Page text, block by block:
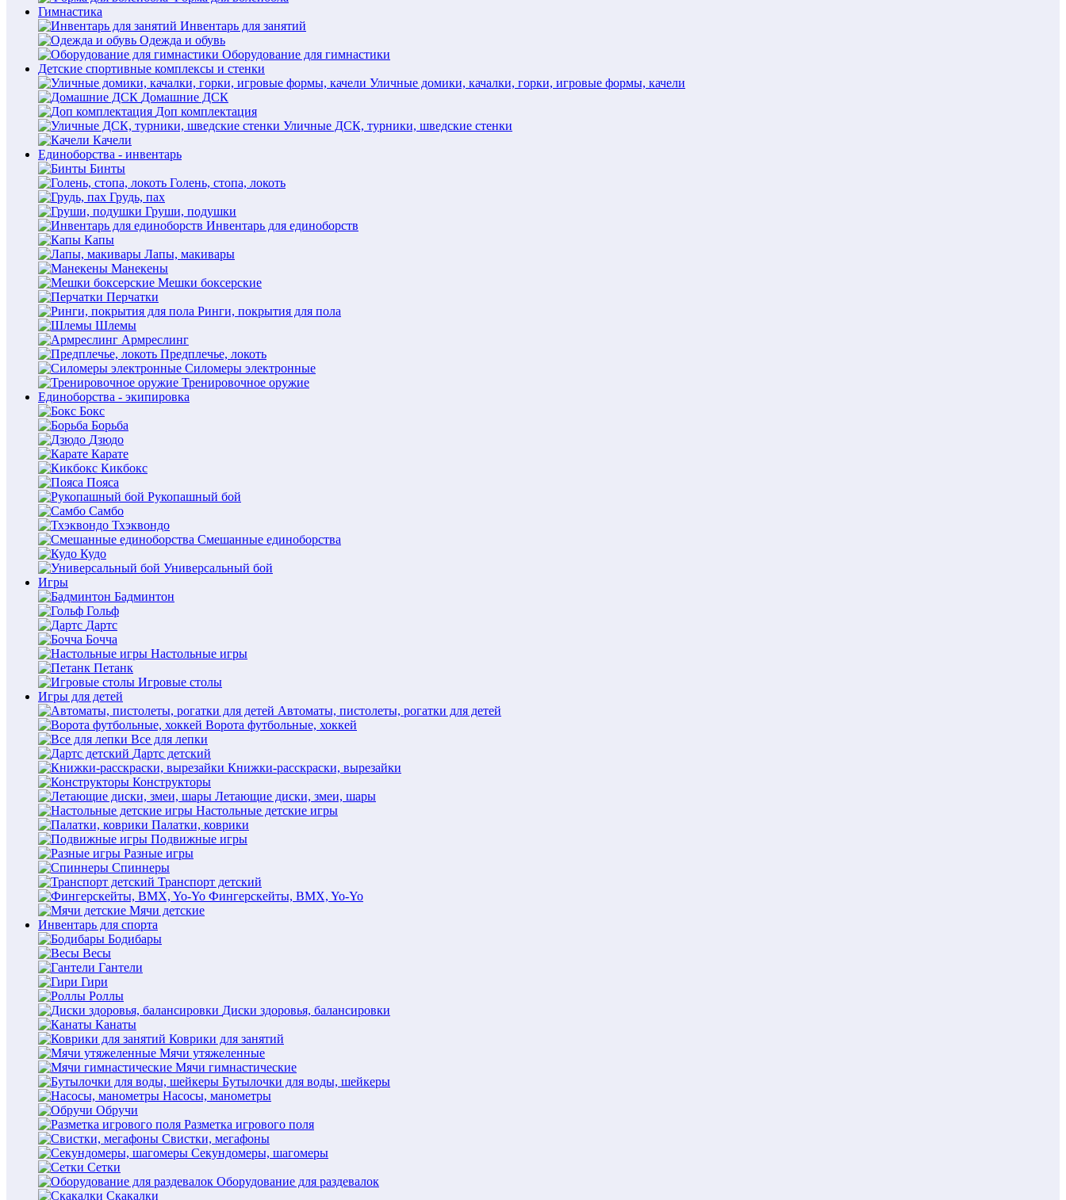
Гимнастика
Инвентарь для занятий
Одежда и обувь
Оборудование для гимнастики
Детские спортивные комплексы и стенки
Уличные домики, качалки, горки, игровые формы, качели
Домашние ДСК
Доп комплектация
Уличные ДСК, турники, шведские стенки
Качели
Единоборства - инвентарь
Бинты
Голень, стопа, локоть
Грудь, пах
Груши, подушки
Инвентарь для единоборств
Капы
Лапы, макивары
Манекены
Мешки боксерские
Перчатки
Ринги, покрытия для пола
Шлемы
Армреслинг
Предплечье, локоть
Силомеры электронные
Тренировочное оружие
Единоборства - экипировка
Бокс
Борьба
Дзюдо
Карате
Кикбокс
Пояса
Рукопашный бой
Самбо
Тхэквондо
Смешанные единоборства
Кудо
Универсальный бой
Игры
Бадминтон
Гольф
Дартс
Бочча
Настольные игры
Петанк
Игровые столы
Игры для детей
Автоматы, пистолеты, рогатки для детей
Ворота футбольные, хоккей
Все для лепки
Дартс детский
Книжки-расскраски, вырезайки
Конструкторы
Летающие диски, змеи, шары
Настольные детские игры
Палатки, коврики
Подвижные игры
Разные игры
Спиннеры
Транспорт детский
Фингерскейты, BMX, Yo-Yo
Мячи детские
Инвентарь для спорта
Бодибары
Весы
Гантели
Гири
Роллы
Диски здоровья, балансировки
Канаты
Коврики для занятий
Мячи утяжеленные
Мячи гимнастические
Бутылочки для воды, шейкеры
Насосы, манометры
Обручи
Разметка игрового поля
Свистки, мегафоны
Секундомеры, шагомеры
Сетки
Оборудование для раздевалок
Скакалки